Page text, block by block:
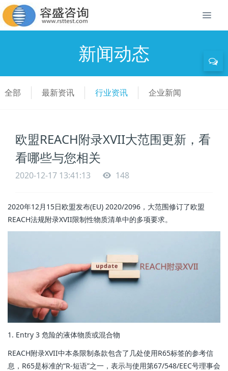
新闻动态
全部 最新资讯 行业资讯 企业新闻
欧盟REACH附录XVII大范围更新，看
看哪些与您相关
2020-12-17 13:41:13 148
2020年12月15日欧盟发布(EU) 2020/2096，大范围修订了欧盟
REACH法规附录XVII限制性物质清单中的多项要求。
1. Entry 3 危险的液体物质或混合物
REACH附录XVII中本条限制条款包含了几处使用R65标签的参考信
息，R65是标准的“R-短语”之一，表示与使用第67/548/EEC号理事会